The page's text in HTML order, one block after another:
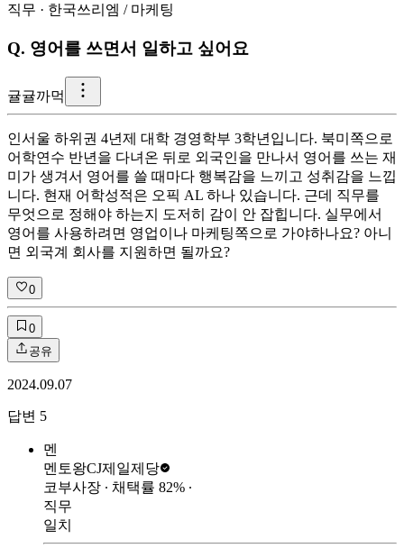
직무 · 한국쓰리엠 / 마케팅
Q. 영어를 쓰면서 일하고 싶어요
귤귤까먹
인서울 하위권 4년제 대학 경영학부 3학년입니다. 북미쪽으로
어학연수 반년을 다녀온 뒤로 외국인을 만나서 영어를 쓰는 재
미가 생겨서 영어를 쓸 때마다 행복감을 느끼고 성취감을 느낍
니다. 현재 어학성적은 오픽 AL 하나 있습니다. 근데 직무를
무엇으로 정해야 하는지 도저히 감이 안 잡힙니다. 실무에서
영어를 사용하려면 영업이나 마케팅쪽으로 가야하나요? 아니
면 외국계 회사를 지원하면 될까요?
0
0
공유
2024.09.07
답변 5
멘
멘토왕CJ제일제당
코부사장 ∙ 채택률 82% ∙
직무
일치